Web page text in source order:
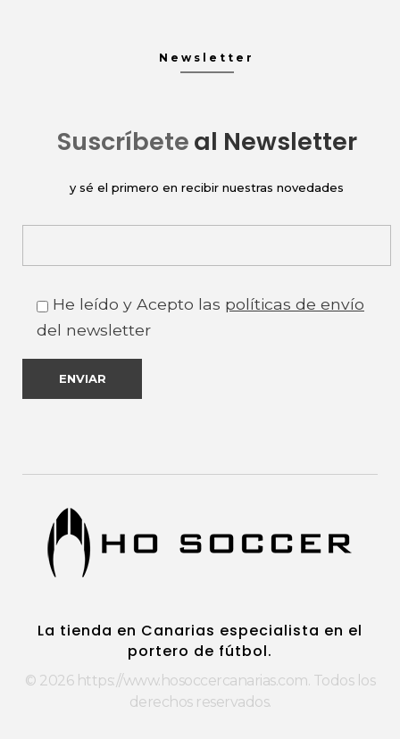
Newsletter
Suscríbeteal Newsletter
y sé el primero en recibir nuestras novedades
He leído y Acepto las políticas de envío
del newsletter
La tienda en Canarias especialista en el
portero de fútbol.
© 2026 https://www.hosoccercanarias.com. Todos los
derechos reservados.